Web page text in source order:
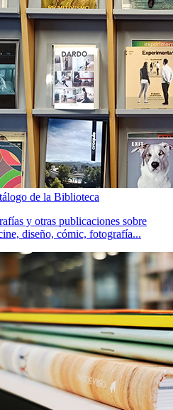
de la Biblioteca
y otras publicaciones sobre
diseño, cómic, fotografía...